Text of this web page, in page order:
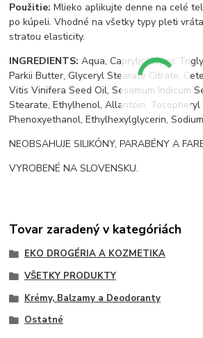
Použitie:Mlieko aplikujte denne na celé
po kúpeli. Vhodné na všetky typy pleti
stratou elasticity.
INGREDIENTS: Aqua, Caprylic/Capric
Parkii Butter, Glyceryl Stearate Citrate,
Vitis Vinifera Seed Oil, Sesamum Indicum
Stearate, Ethylhenol, Allantoin, Tocopheryl
Phenoxyethanol, Ethylhexylglycerin,
NEOBSAHUJE SILIKÓNY, PARABÉNY A
VYROBENÉ NA SLOVENSKU.
Tovar zaradený v kategóriách
EKO DROGÉRIA A KOZMETIKA
VŠETKY PRODUKTY
Krémy, Balzamy a Deodoranty
Ostatné